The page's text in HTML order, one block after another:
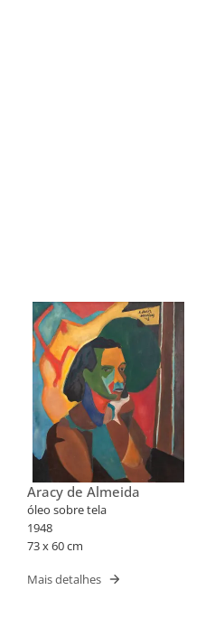
Aracy de Almeida
óleo sobre tela
1948
73 x 60 cm
Mais detalhes